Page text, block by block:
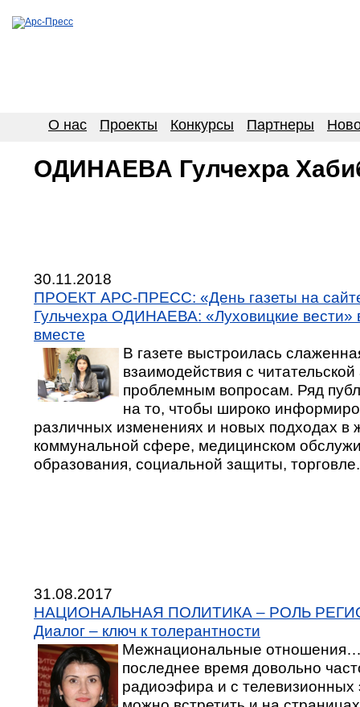
О нас Проекты Конкурсы Партнеры
ОДИНАЕВА Гулчехра
30.11.2018
ПРОЕКТ АРС-ПРЕСС: «День газеты на
Гульчехра ОДИНАЕВА: «Луховицкие вести»
вместе
В газете выстроилась
взаимодействия с
проблемным вопросам. Ряд
на то, чтобы широко
различных изменениях и новых подходах в
коммунальной сфере, медицинском
образования, социальной защиты, торговле.
31.08.2017
НАЦИОНАЛЬНАЯ ПОЛИТИКА – РОЛЬ
Диалог – ключ к толерантности
Межнациональные
последнее время довольно
радиоэфира и с телевизионных